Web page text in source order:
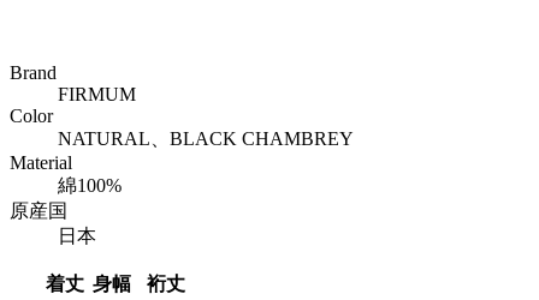
Brand
FIRMUM
Color
NATURAL、BLACK CHAMBREY
Material
綿100%
原産国
日本
着丈 身幅
裄丈